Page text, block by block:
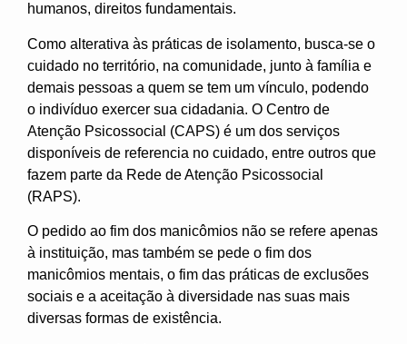
humanos, direitos fundamentais.
Como alterativa às práticas de isolamento, busca-se o
cuidado no território, na comunidade, junto à família e
demais pessoas a quem se tem um vínculo, podendo
o indivíduo exercer sua cidadania. O Centro de
Atenção Psicossocial (CAPS) é um dos serviços
disponíveis de referencia no cuidado, entre outros que
fazem parte da Rede de Atenção Psicossocial
(RAPS).
O pedido ao fim dos manicômios não se refere apenas
à instituição, mas também se pede o fim dos
manicômios mentais, o fim das práticas de exclusões
sociais e a aceitação à diversidade nas suas mais
diversas formas de existência.